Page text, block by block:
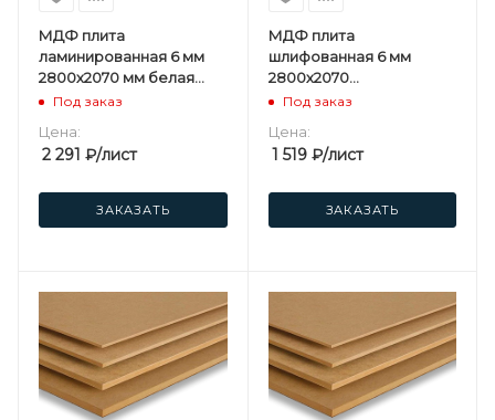
МДФ плита
ламинированная 6 мм
2800х2070 мм белая
односторонняя
Под заказ
Цена:
2 291 ₽/лист
ЗАКАЗАТЬ
МДФ плита
шлифованная 6 мм
2800х2070
мм Kastamonu F
Под заказ
Цена:
1 519₽/лист
ЗАКАЗАТЬ